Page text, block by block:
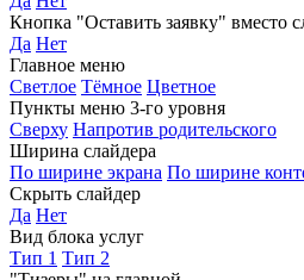
Кнопка "Оставить заявку" вместо
Да Нет
Главное меню
Светлое Тёмное Цветное
Пункты меню 3-го уровня
Сверху Напротив родительского
Ширина слайдера
По ширине экрана По ширине
Скрыть слайдер
Да Нет
Вид блока услуг
Тип 1 Тип 2